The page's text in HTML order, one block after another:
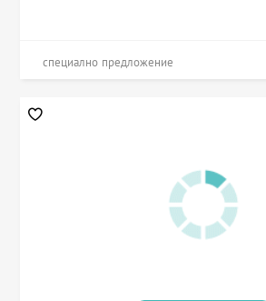
специално предложение